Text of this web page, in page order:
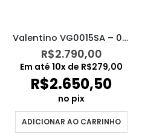
Valentino VG0015SA – 001
R$2.790,00
Em até 10x de R$279,00
R$2.650,50
no pix
ADICIONAR AO CARRINHO